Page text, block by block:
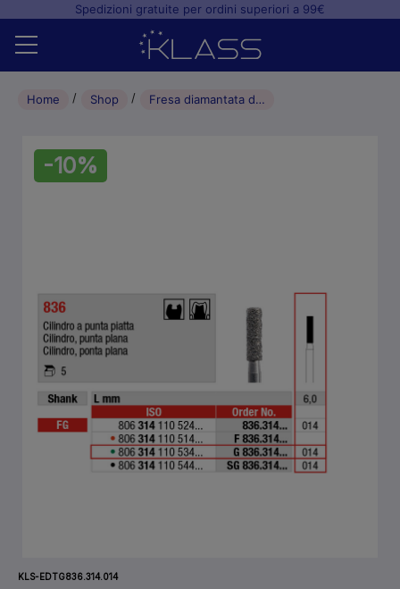
Spedizioni gratuite per ordini superiori a 99€
Home
Studio odontoiatrico
Home Shop Fresa diamantata di preparazione Cilindro a Punta Piatta (5pz) – L 6.0mm – 014
-10%
KLS-EDTG836.314.014